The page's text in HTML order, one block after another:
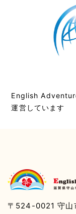
English
運営しています
〒524-0021 守